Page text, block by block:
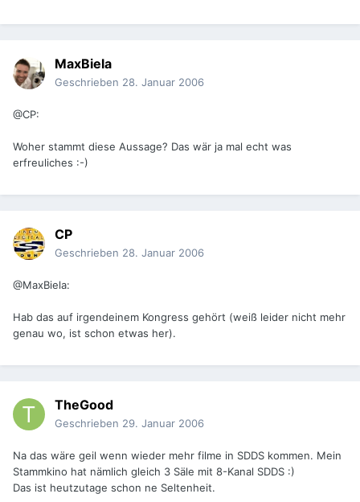
MaxBiela
Geschrieben 28. Januar 2006
@CP:
Woher stammt diese Aussage? Das wär ja mal echt was
erfreuliches :-)
CP
Geschrieben 28. Januar 2006
@MaxBiela:
Hab das auf irgendeinem Kongress gehört (weiß leider nicht mehr
genau wo, ist schon etwas her).
TheGood
Geschrieben 29. Januar 2006
Na das wäre geil wenn wieder mehr filme in SDDS kommen. Mein
Stammkino hat nämlich gleich 3 Säle mit 8-Kanal SDDS :)
Das ist heutzutage schon ne Seltenheit.